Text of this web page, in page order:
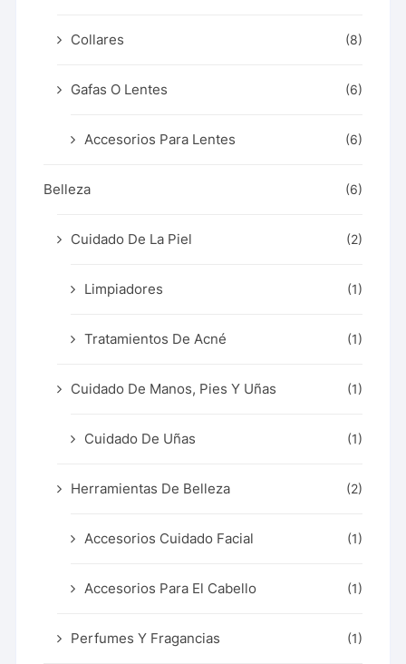
Collares (8)
Gafas O Lentes (6)
Accesorios Para Lentes (6)
Belleza (6)
Cuidado De La Piel (2)
Limpiadores (1)
Tratamientos De Acné (1)
Cuidado De Manos, Pies Y Uñas (1)
Cuidado De Uñas (1)
Herramientas De Belleza (2)
Accesorios Cuidado Facial (1)
Accesorios Para El Cabello (1)
Perfumes Y Fragancias (1)